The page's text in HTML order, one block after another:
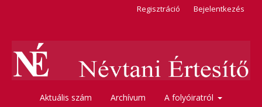
Aktuális szám Archívum A folyóiratról
Regisztráció Bejelentkezés